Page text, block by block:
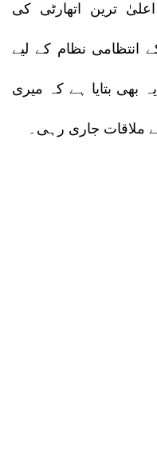
ترین اتھارٹی کی
انتظامی نظام کے لیے
بھی بتایا ہے کہ میری
ملاقات جاری رہی۔